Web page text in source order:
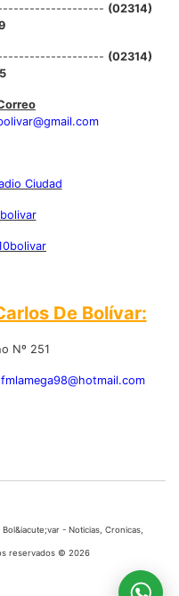
(02314)
(02314)
Ciudad
De Bolívar:
Nº 251
fmlamega98@hotmail.com
Bol&iacute;var - Noticias, Cronicas,
reservados © 2026